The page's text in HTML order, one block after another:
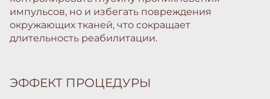
импульсов, но и избегать повреждения
окружающих тканей, что сокращает
длительность реабилитации.
ЭФФЕКТ ПРОЦЕДУРЫ